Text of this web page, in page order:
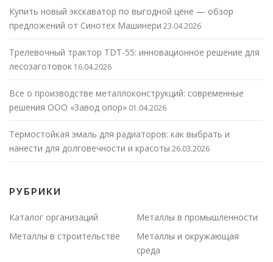
Купить новый экскаватор по выгодной цене — обзор
предложений от Синотех Машинери 23.04.2026
Трелевочный трактор TDT-55: инновационное решение для
лесозаготовок 16.04.2026
Все о производстве металлоконструкций: современные
решения ООО «Завод опор» 01.04.2026
Термостойкая эмаль для радиаторов: как выбрать и
нанести для долговечности и красоты 26.03.2026
РУБРИКИ
Каталог организаций
Металлы в промышленности
Металлы в строительстве
Металлы и окружающая
среда